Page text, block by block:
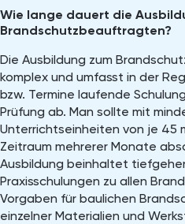
Wie lange dauert die
Brandschutzbeauftragten?
Die Ausbildung zum
komplex und umfasst in der
bzw. Termine laufende
Prüfung ab. Man sollte mit
Unterrichtseinheiten von je 45
Zeitraum mehrerer Monate
Ausbildung beinhaltet
Praxisschulungen zu allen
Vorgaben für baulichen
einzelner Materialien und